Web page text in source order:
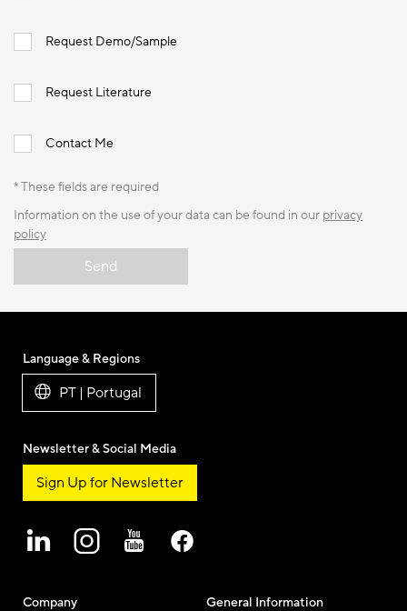
Request Demo/Sample
Request Literature
Contact Me
* These fields are required
Information on the use of your data can be found in our privacy
policy
Send
Company General Information
Language & Regions
PT | Portugal
Newsletter & Social Media
Sign Up for Newsletter